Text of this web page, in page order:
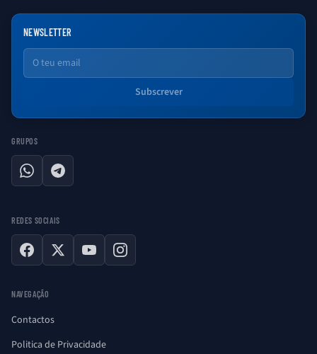
NEWSLETTER
Email
Subscrever
GRUPOS
WhatsAppTelegram
REDES SOCIAIS
Facebook
X YouTubeInstagram
NAVEGAÇÃO
Contactos
Politica de Privacidade